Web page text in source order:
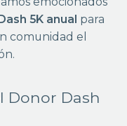
5K anual para
comunidad el
Donor Dash